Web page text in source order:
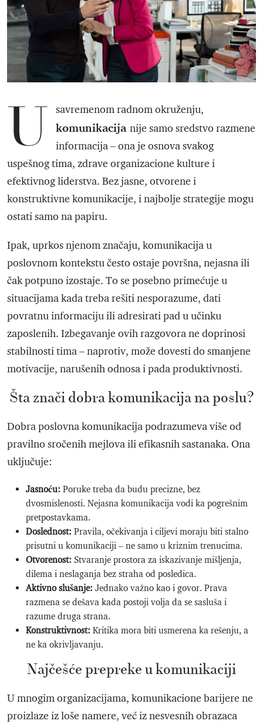
U savremenom radnom okruženju,
komunikacija nije samo sredstvo razmene
informacija – ona je osnova svakog
uspešnog tima, zdrave organizacione kulture i
efektivnog liderstva. Bez jasne, otvorene i
konstruktivne komunikacije, i najbolje strategije mogu
ostati samo na papiru.
Ipak, uprkos njenom značaju, komunikacija u
poslovnom kontekstu često ostaje površna, nejasna ili
čak potpuno izostaje. To se posebno primećuje u
situacijama kada treba rešiti nesporazume, dati
povratnu informaciju ili adresirati pad u učinku
zaposlenih. Izbegavanje ovih razgovora ne doprinosi
stabilnosti tima – naprotiv, može dovesti do smanjene
motivacije, narušenih odnosa i pada produktivnosti.
Šta znači dobra komunikacija na poslu?
Dobra poslovna komunikacija podrazumeva više od
pravilno sročenih mejlova ili efikasnih sastanaka. Ona
uključuje:
Jasnoću: Poruke treba da budu precizne, bez
dvosmislenosti. Nejasna komunikacija vodi ka pogrešnim
pretpostavkama.
Doslednost: Pravila, očekivanja i ciljevi moraju biti stalno
prisutni u komunikaciji – ne samo u kriznim trenucima.
Otvorenost: Stvaranje prostora za iskazivanje mišljenja,
dilema i neslaganja bez straha od posledica.
Aktivno slušanje: Jednako važno kao i govor. Prava
razmena se dešava kada postoji volja da se sasluša i
razume druga strana.
Konstruktivnost: Kritika mora biti usmerena ka rešenju, a
ne ka okrivljavanju.
Najčešće prepreke u komunikaciji
U mnogim organizacijama, komunikacione barijere ne
proizlaze iz loše namere, već iz nesvesnih obrazaca